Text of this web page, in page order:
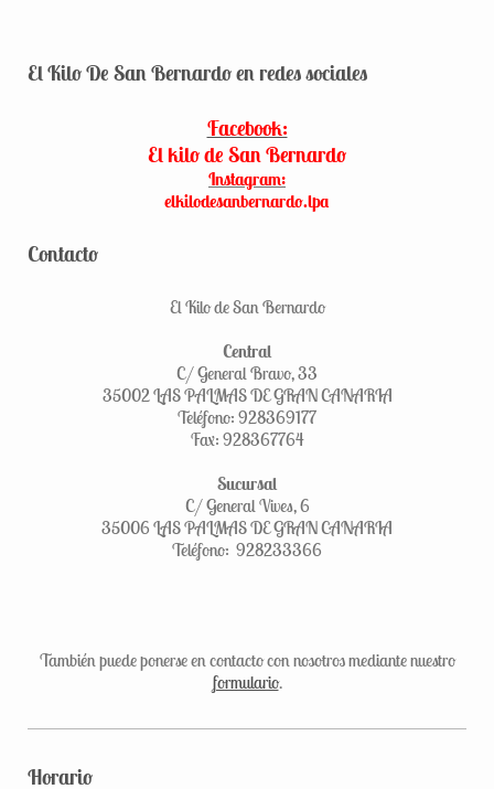
El Kilo De San Bernardo en redes sociales
Facebook:
El kilo de San Bernardo
Instagram:
elkilodesanbernardo.lpa
Contacto
El Kilo de San Bernardo
Central
C/ General Bravo, 33
35002 LAS PALMAS DE GRAN CANARIA
Teléfono: 928369177
Fax: 928367764
Sucursal
C/ General Vives, 6
35006 LAS PALMAS DE GRAN CANARIA
Teléfono: 928233366
También puede ponerse en contacto con nosotros mediante nuestro
formulario.
Horario